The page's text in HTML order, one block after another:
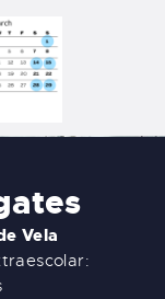
Vela